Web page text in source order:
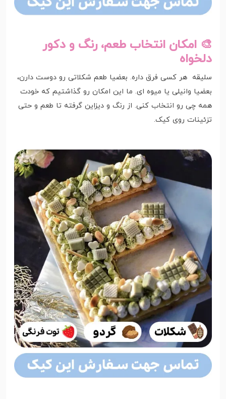
🎨 امکان انتخاب طعم، رنگ و دکور
دلخواه
سلیقه هر کسی فرق داره. بعضیا طعم شکلاتی رو دوست دارن،
بعضیا وانیلی یا میوه ای. ما این امکان رو گذاشتیم که خودت
همه چی رو انتخاب کنی. از رنگ و دیزاین گرفته تا طعم و حتی
تزئینات روی کیک.